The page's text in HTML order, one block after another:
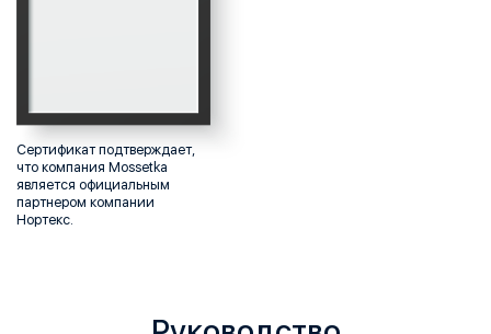
Сертификат подтверждает,
что компания Mossetka
является официальным
партнером компании
Нортекс.